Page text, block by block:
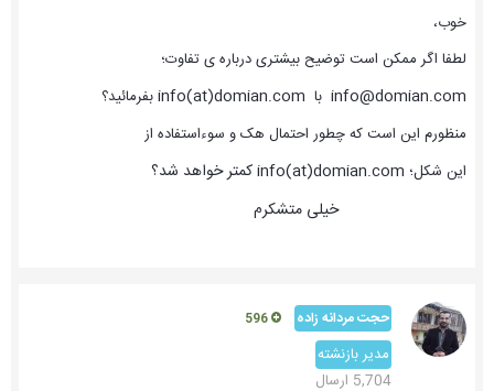
خوب،
لطفا اگر ممکن است توضیح بیشتری درباره ی تفاوت؛
info@domian.com با info(at)domian.com
بفرمائید؟
منظورم این است که چطور احتمال هک و سوءاستفاده از
این شکل؛
info(at)domian.com کمتر خواهد شد؟
خیلی متشکرم
حجت مردانه زاده
مدیر بازنشته
5,704 ارسال